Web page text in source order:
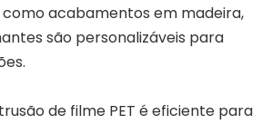
como acabamentos em madeira,
são personalizáveis ​​para
de filme PET é eficiente para